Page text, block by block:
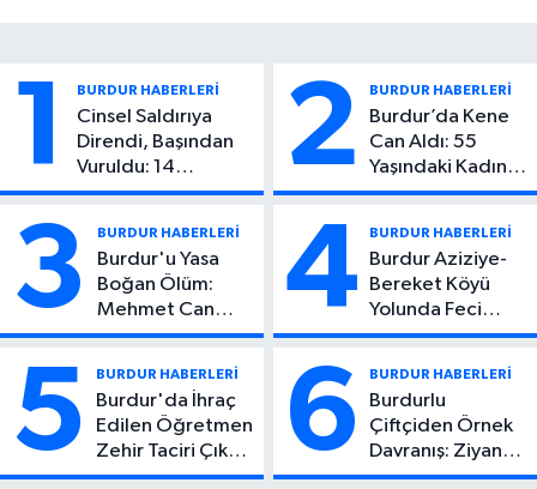
1 BURDUR HABERLERİ
Cinsel Saldırıya
Direndi, Başından
Vuruldu: 14
Yaşındaki Çocuktan
2 BURDUR HABERLERİ
Burdur’da Kene
Can Aldı: 55
Yaşındaki Kadın
Hayatını Kaybetti
3 BURDUR HABERLERİ
Burdur'u Yasa
Boğan Ölüm:
Mehmet Can
Atıcı Genç Yaşta
4 BURDUR HABERLERİ
Burdur Aziziye-
Bereket Köyü
Yolunda Feci
Kaza: 1 Ölü, 2
5 BURDUR HABERLERİ
Burdur'da İhraç
Edilen Öğretmen
Zehir Taciri Çıktı:
Binlerce
6 BURDUR HABERLERİ
Burdurlu
Çiftçiden Örnek
Davranış: Ziyan
Olmasın Diye